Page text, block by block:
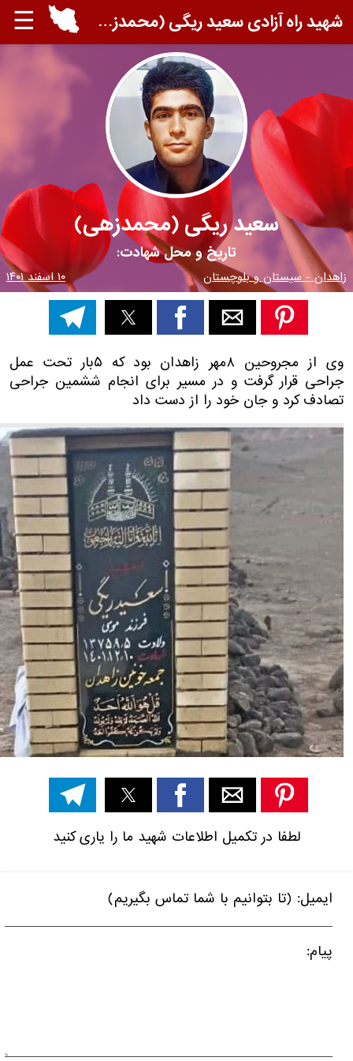
☰ شهید راه آزادی سعید ریگی (محمدزهی)
سعید ریگی (محمدزهی)
تاریخ و محل شهادت:
زاهدان - سیستان و بلوچستان ۱۰ اسفند ۱۴۰۱
وی از مجروحین ۸مهر زاهدان بود که ۵بار تحت عمل
جراحی قرار گرفت و در مسیر برای انجام ششمین جراحی
تصادف کرد و جان خود را از دست داد
لطفا در تکمیل اطلاعات شهید ما را یاری کنید
ایمیل: (تا بتوانیم با شما تماس بگیریم)
پیام: